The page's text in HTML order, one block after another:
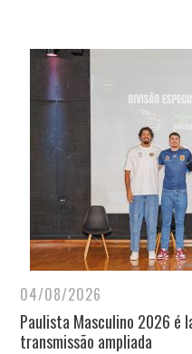
04/08/2026
Paulista Masculino 2026 é
transmissão ampliada